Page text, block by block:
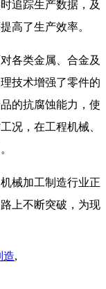
追踪生产数据，及
高了生产效率。​
各类金属、合金及
技术增强了零件的
的抗腐蚀能力，使
况，在工程机械、
械加工制造行业正
上不断突破，为现
造,